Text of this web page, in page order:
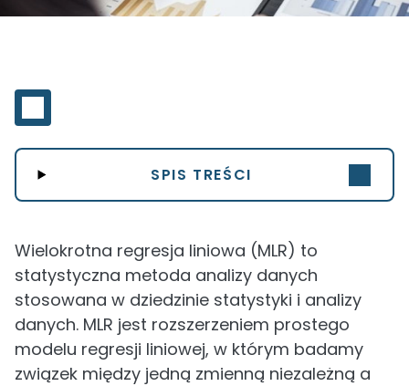
SPIS TREŚCI
Wielokrotna regresja liniowa (MLR) to
statystyczna metoda analizy danych
stosowana w dziedzinie statystyki i analizy
danych. MLR jest rozszerzeniem prostego
modelu regresji liniowej, w którym badamy
związek między jedną zmienną niezależną a